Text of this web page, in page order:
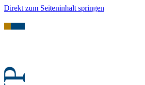
Direkt zum Seiteninhalt springen